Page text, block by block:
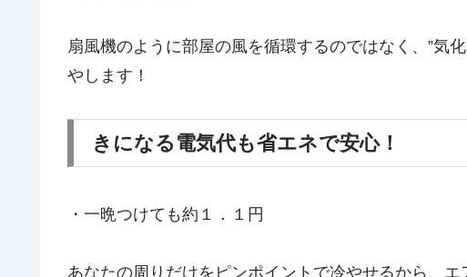
扇風機のように部屋の風を循環するのではなく、”気
やします！
きになる電気代も省エネで安心！
・一晩つけても約１．１円
あなたの周りだけをピンポイントで冷やせるから、エ